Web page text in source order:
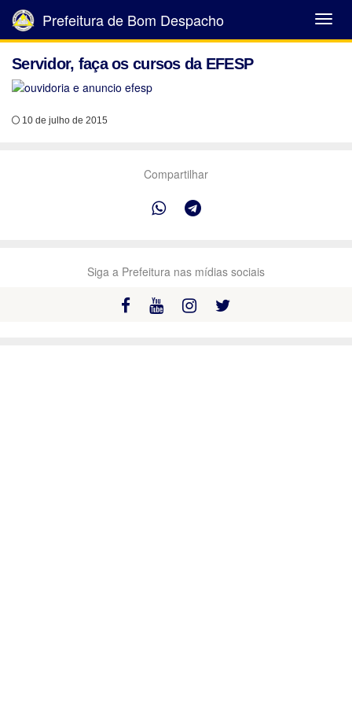
Abrir
Menu
Prefeitura de Bom Despacho
Servidor, faça os cursos da EFESP
10 de julho de 2015
Compartilhar
Siga a Prefeitura nas mídias sociais